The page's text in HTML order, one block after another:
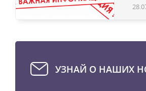
УЗНАЙ О НАШИХ